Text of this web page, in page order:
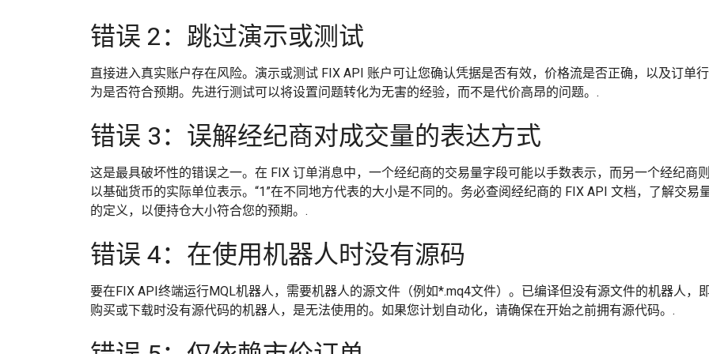
错误 2：跳过演示或测试
直接进入真实账户存在风险。演示或测试 FIX API 账户可让您确认凭据是否有效，价格流是否正确，以及订单行
为是否符合预期。先进行测试可以将设置问题转化为无害的经验，而不是代价高昂的问题。.
错误 3：误解经纪商对成交量的表达方式
这是最具破坏性的错误之一。在 FIX 订单消息中，一个经纪商的交易量字段可能以手数表示，而另一个经纪商则
以基础货币的实际单位表示。“1”在不同地方代表的大小是不同的。务必查阅经纪商的 FIX API 文档，了解交易
的定义，以便持仓大小符合您的预期。.
错误 4：在使用机器人时没有源码
要在FIX API终端运行MQL机器人，需要机器人的源文件（例如*.mq4文件）。已编译但没有源文件的机器人，
购买或下载时没有源代码的机器人，是无法使用的。如果您计划自动化，请确保在开始之前拥有源代码。.